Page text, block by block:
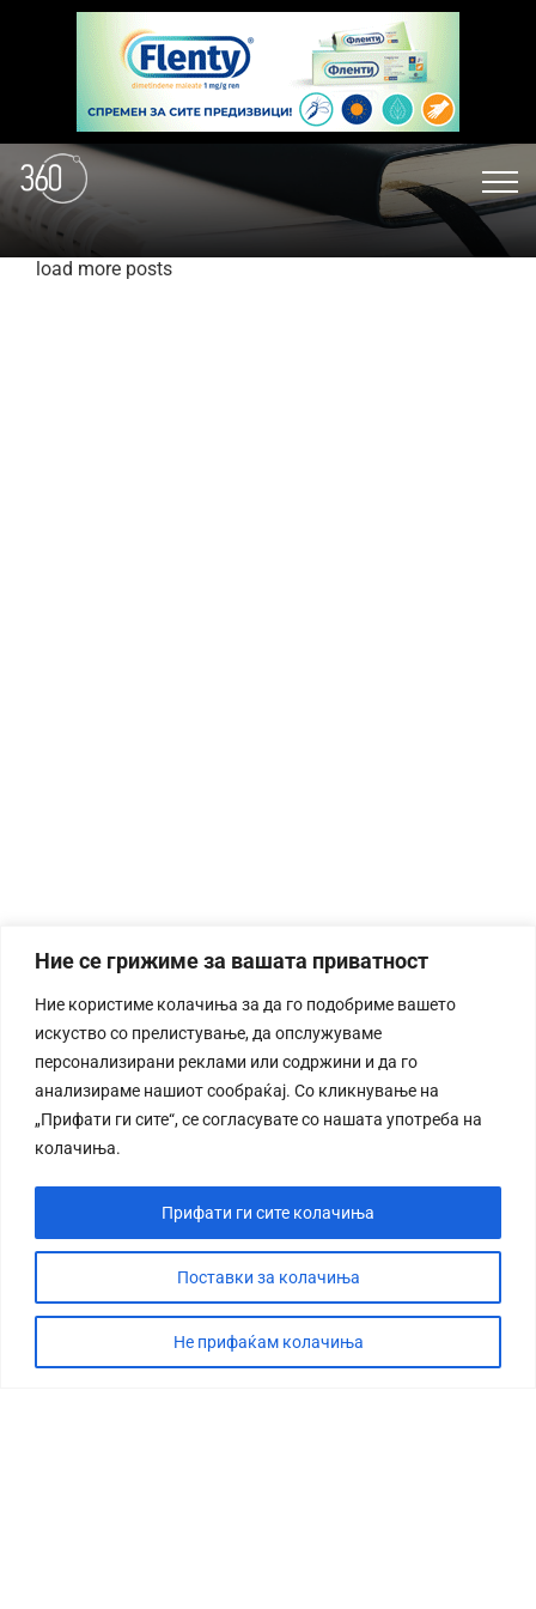
Ние се грижиме за вашата приватност
Ние користиме колачиња за да го подобриме вашето
искуство со прелистување, да опслужуваме
персонализирани реклами или содржини и да го
анализираме нашиот сообраќај. Со кликнување на
„Прифати ги сите“, се согласувате со нашата употреба на
колачиња.
Поставки за колачиња
Не прифаќам колачиња
Прифати ги сите колачиња
load more posts
СТОРИЈА
ДЕБАТА